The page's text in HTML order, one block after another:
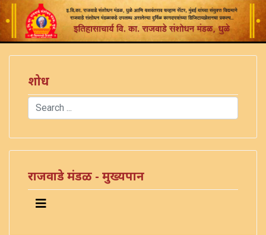
शोध
Search
राजवाडे मंडळ - मुख्यपान